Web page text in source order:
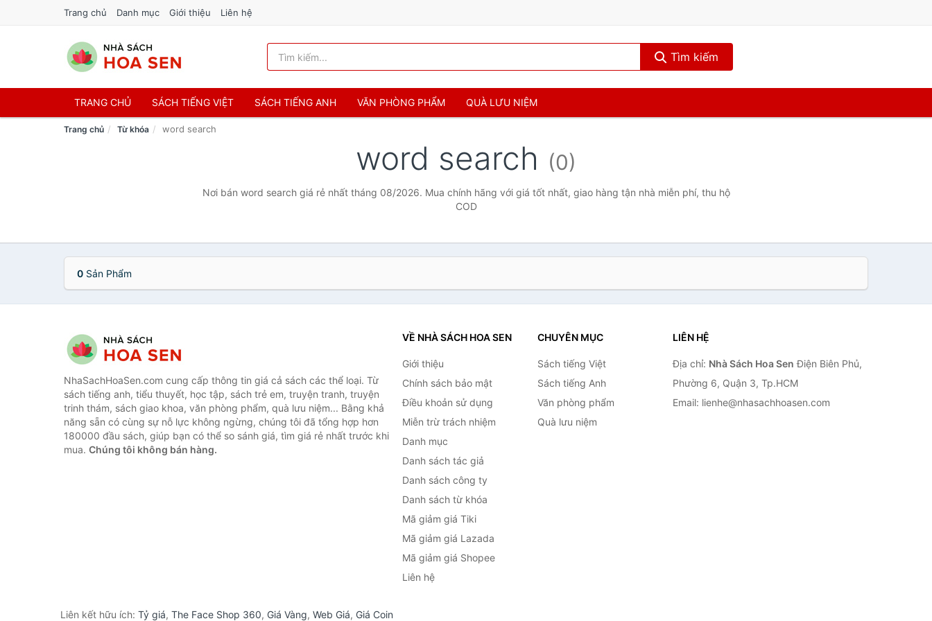
Trang chủ Danh mục Giới thiệu Liên hệ
Tìm kiếm
TRANG CHỦ SÁCH TIẾNG VIỆT SÁCH TIẾNG ANH VĂN PHÒNG PHẨM QUÀ LƯU NIỆM
Trang chủ Từ khóa word search
word search (0)
Nơi bán word search giá rẻ nhất tháng 08/2026. Mua chính hãng với giá tốt nhất, giao hàng tận nhà miễn phí, thu hộ
COD
0 Sản Phẩm
NhaSachHoaSen.com cung cấp thông tin giá cả sách các thể loại. Từ
sách tiếng anh, tiểu thuyết, học tập, sách trẻ em, truyện tranh, truyện
trinh thám, sách giao khoa, văn phòng phẩm, quà lưu niệm... Bằng khả
năng sẵn có cùng sự nỗ lực không ngừng, chúng tôi đã tổng hợp hơn
180000 đầu sách, giúp bạn có thể so sánh giá, tìm giá rẻ nhất trước khi
mua. Chúng tôi không bán hàng.
VỀ NHÀ SÁCH HOA SEN
Giới thiệu
Chính sách bảo mật
Điều khoản sử dụng
Miễn trừ trách nhiệm
Danh mục
Danh sách tác giả
Danh sách công ty
Danh sách từ khóa
Mã giảm giá Tiki
Mã giảm giá Lazada
Mã giảm giá Shopee
Liên hệ
CHUYÊN MỤC
Sách tiếng Việt
Sách tiếng Anh
Văn phòng phẩm
Quà lưu niệm
LIÊN HỆ
Địa chỉ: Nhà Sách Hoa Sen Điện Biên Phủ,
Phường 6, Quận 3, Tp.HCM
Email: lienhe@nhasachhoasen.com
Liên kết hữu ích: Tỷ giá, The Face Shop 360, Giá Vàng, Web Giá, Giá Coin